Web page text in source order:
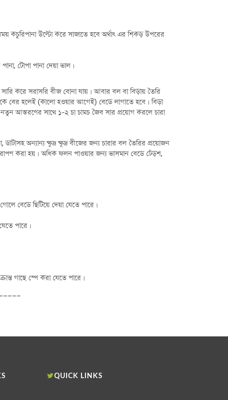
কচুরিপানা উল্টো করে সাজাতে হবে অর্থাৎ এর শিকড় উপরের
টোপা পানা দেয়া ভাল।
করে সরাসরি বীজ বোনা যায়। আবার বল বা বিড়ায় তৈরি
বের হলেই (কালো হওয়ার আগেই) বেডে লাগাতে হবে। বিড়া
নতুন আস্তরণের সাথে ১-২ চা চামচ জৈব সার প্রয়োগ করলে চারা
অন্যান্য ক্ষুদ্র ক্ষুদ্র বীজের জন্য চারার বল তৈরির প্রয়োজন
করা হয়। অধিক ফলন পাওয়ার জন্য ভাসমান বেডে ঢেঁড়শ,
বেডে ছিটিয়ে দেয়া যেতে পারে।
পারে।
গাছে স্পে করা যেতে পারে।
QUICK LINKS